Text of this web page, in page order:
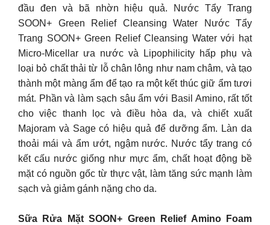
đầu đen và bã nhờn hiệu quả. Nước Tẩy Trang
SOON+ Green Relief Cleansing Water Nước Tẩy
Trang SOON+ Green Relief Cleansing Water với hạt
Micro-Micellar ưa nước và Lipophilicity hấp phụ và
loại bỏ chất thải từ lỗ chân lông như nam châm, và tạo
thành một màng ẩm để tạo ra một kết thúc giữ ẩm tươi
mát. Phần và làm sạch sâu ẩm với Basil Amino, rất tốt
cho việc thanh lọc và điều hòa da, và chiết xuất
Majoram và Sage có hiệu quả để dưỡng ẩm. Làn da
thoải mái và ẩm ướt, ngậm nước. Nước tẩy trang có
kết cấu nước giống như mực ẩm, chất hoạt động bề
mặt có nguồn gốc từ thực vật, làm tăng sức mạnh làm
sạch và giảm gánh nặng cho da.
Sữa Rửa Mặt SOON+ Green Relief Amino Foam